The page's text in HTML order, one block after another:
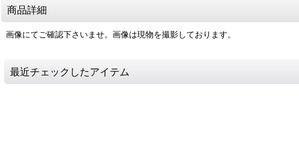
商品詳細
画像にてご確認下さいませ。画像は現物を撮影しております。
最近チェックしたアイテム